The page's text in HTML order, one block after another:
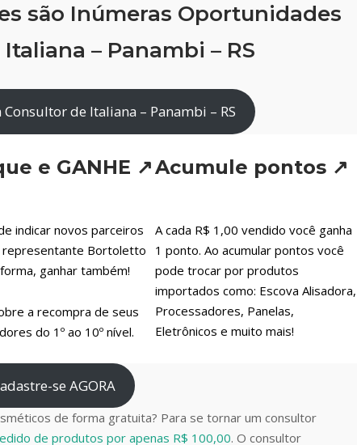
são Inúmeras Oportunidades
– Panambi – RS
de Italiana – Panambi – RS
e GANHE ↗
indicar novos parceiros
representante Bortoletto
ganhar também!
a recompra de seus
do 1º ao 10º nível.
Acumule pontos ↗
A cada R$ 1,00 vendido você ganha
1 ponto. Ao acumular pontos você
pode trocar por produtos
importados como: Escova Alisadora,
Processadores, Panelas,
Eletrônicos e muito mais!
se AGORA
de forma gratuita? Para se tornar um consultor
de produtos por apenas R$ 100,00. O consultor